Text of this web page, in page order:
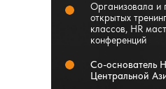
Организовала и
открытых
классов, HR
конференций
Со-основатель
Центральной